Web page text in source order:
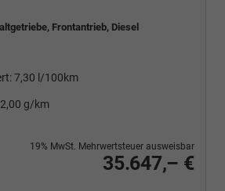
Frontantrieb, Diesel
7,30 l/100km
g/km
35.647,– €
19% MwSt. Mehrwertsteuer ausweisbar